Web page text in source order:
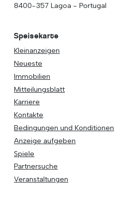
8400-357 Lagoa - Portugal
Speisekarte
Kleinanzeigen
Neueste
Immobilien
Mitteilungsblatt
Karriere
Kontakte
Bedingungen und Konditionen
Anzeige aufgeben
Spiele
Partnersuche
Veranstaltungen